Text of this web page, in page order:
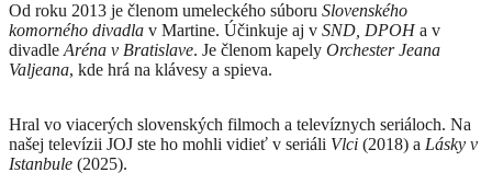
Od roku 2013 je členom umeleckého súboru Slovenského
komorného divadla v Martine. Účinkuje aj v SND, DPOHa v
divadle Aréna v Bratislave. Je členom kapely Orchester Jeana
Valjeana, kde hrá na klávesy a spieva.
Hral vo viacerých slovenských filmoch a televíznych seriáloch. Na
našej televízii JOJ ste ho mohli vidieť v seriáli Vlci (2018) a Lásky v
Istanbule (2025).